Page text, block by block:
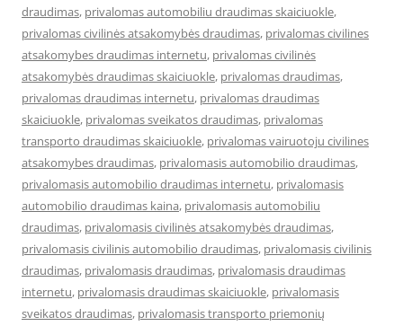
draudimas, privalomas automobiliu draudimas skaiciuokle,
privalomas civilinės atsakomybės draudimas, privalomas civilines
atsakomybes draudimas internetu, privalomas civilinės
atsakomybės draudimas skaiciuokle, privalomas draudimas,
privalomas draudimas internetu, privalomas draudimas
skaiciuokle, privalomas sveikatos draudimas, privalomas
transporto draudimas skaiciuokle, privalomas vairuotoju civilines
atsakomybes draudimas, privalomasis automobilio draudimas,
privalomasis automobilio draudimas internetu, privalomasis
automobilio draudimas kaina, privalomasis automobiliu
draudimas, privalomasis civilinės atsakomybės draudimas,
privalomasis civilinis automobilio draudimas, privalomasis civilinis
draudimas, privalomasis draudimas, privalomasis draudimas
internetu, privalomasis draudimas skaiciuokle, privalomasis
sveikatos draudimas, privalomasis transporto priemonių